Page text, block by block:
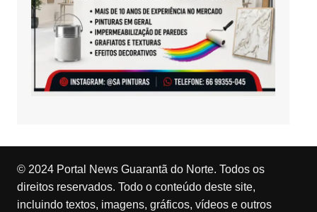
© 2024 Portal News Guarantã do Norte. Todos os
direitos reservados. Todo o conteúdo deste site,
incluindo textos, imagens, gráficos, vídeos e outros